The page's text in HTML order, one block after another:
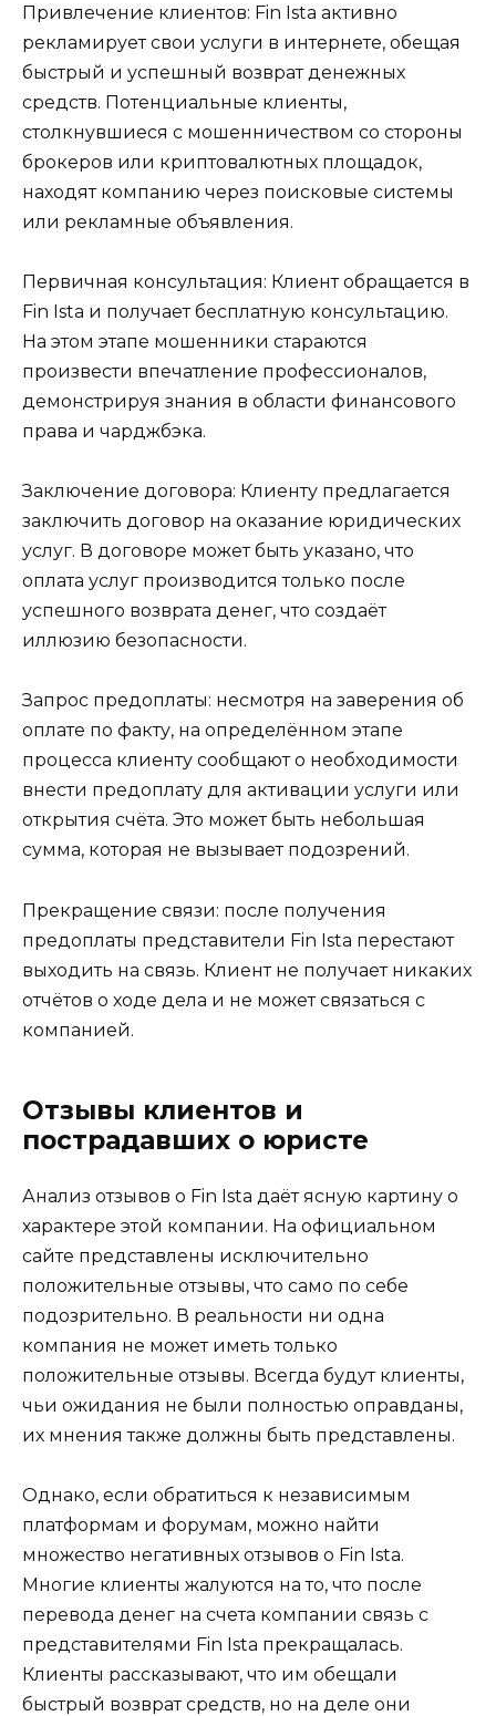
Привлечение клиентов: Fin Ista активно
рекламирует свои услуги в интернете, обещая
быстрый и успешный возврат денежных
средств. Потенциальные клиенты,
столкнувшиеся с мошенничеством со стороны
брокеров или криптовалютных площадок,
находят компанию через поисковые системы
или рекламные объявления.
Первичная консультация: Клиент обращается в
Fin Ista и получает бесплатную консультацию.
На этом этапе мошенники стараются
произвести впечатление профессионалов,
демонстрируя знания в области финансового
права и чарджбэка.
Заключение договора: Клиенту предлагается
заключить договор на оказание юридических
услуг. В договоре может быть указано, что
оплата услуг производится только после
успешного возврата денег, что создаёт
иллюзию безопасности.
Запрос предоплаты: несмотря на заверения об
оплате по факту, на определённом этапе
процесса клиенту сообщают о необходимости
внести предоплату для активации услуги или
открытия счёта. Это может быть небольшая
сумма, которая не вызывает подозрений.
Прекращение связи: после получения
предоплаты представители Fin Ista перестают
выходить на связь. Клиент не получает никаких
отчётов о ходе дела и не может связаться с
компанией.
Отзывы клиентов и
пострадавших о юристе
Анализ отзывов о Fin Ista даёт ясную картину о
характере этой компании. На официальном
сайте представлены исключительно
положительные отзывы, что само по себе
подозрительно. В реальности ни одна
компания не может иметь только
положительные отзывы. Всегда будут клиенты,
чьи ожидания не были полностью оправданы,
их мнения также должны быть представлены.
Однако, если обратиться к независимым
платформам и форумам, можно найти
множество негативных отзывов о Fin Ista.
Многие клиенты жалуются на то, что после
перевода денег на счета компании связь с
представителями Fin Ista прекращалась.
Клиенты рассказывают, что им обещали
быстрый возврат средств, но на деле они